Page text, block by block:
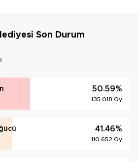
Son Durum
50.59%
135.018 Oy
41.46%
110.652 Oy